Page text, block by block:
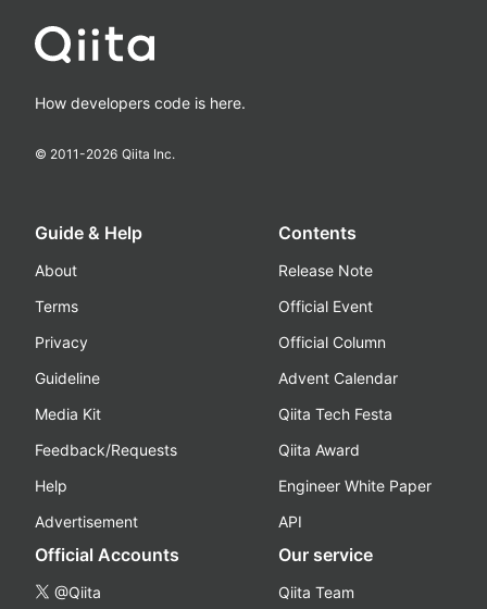
How developers code is here.
© 2011-2026 Qiita Inc.
Guide & Help
About
Terms
Privacy
Guideline
Media Kit
Feedback/Requests
Help
Advertisement
Contents
Release Note
Official Event
Official Column
Advent Calendar
Qiita Tech Festa
Qiita Award
Engineer White Paper
API
Official Accounts
@Qiita
Our service
Qiita Team